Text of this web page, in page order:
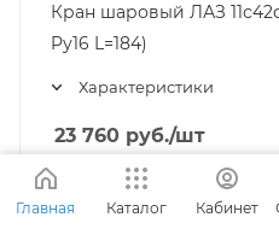
Кран шаровый ЛАЗ
Pу16 L=184)
Характеристики
23 760 руб./шт
Диаметр, мм
100 125 150
Главная Каталог Кабинет